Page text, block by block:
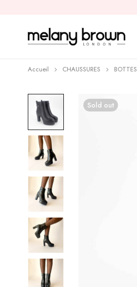
Accueil CHAUSSURES BOTTES
Sold out